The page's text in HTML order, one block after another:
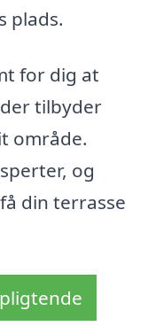
plads.
for dig at
tilbyder
område.
og
din terrasse